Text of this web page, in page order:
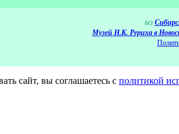
(c)
Музей Н.К. Рериха в
сайт, вы соглашаетесь с политикой